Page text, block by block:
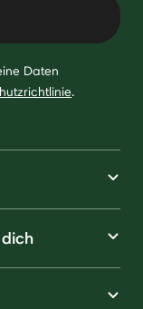
Daten
.